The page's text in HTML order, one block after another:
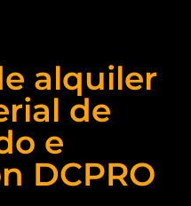
alquiler
de
e
DCPRO